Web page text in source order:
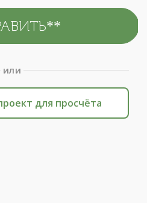
или
для просчёта